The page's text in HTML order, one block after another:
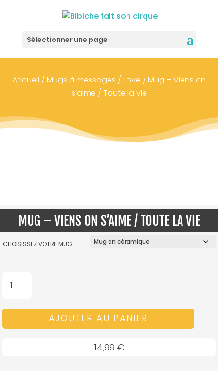
Sélectionner une page
Accueil / Mugs à messages / Love / Mug – Viens on
s’aime / Toute la vie
MUG – VIENS ON S’AIME / TOUTE LA VIE
CHOISISSEZ VOTRE MUG :
VIENS
AJOUTER AU PANIER
14,99 €